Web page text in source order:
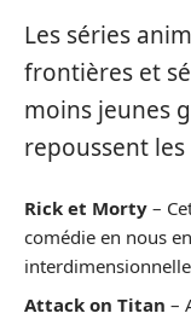
Les séries
frontières et
moins jeunes
repoussent
Rick et Morty –
comédie en nous
Attack on Titan –